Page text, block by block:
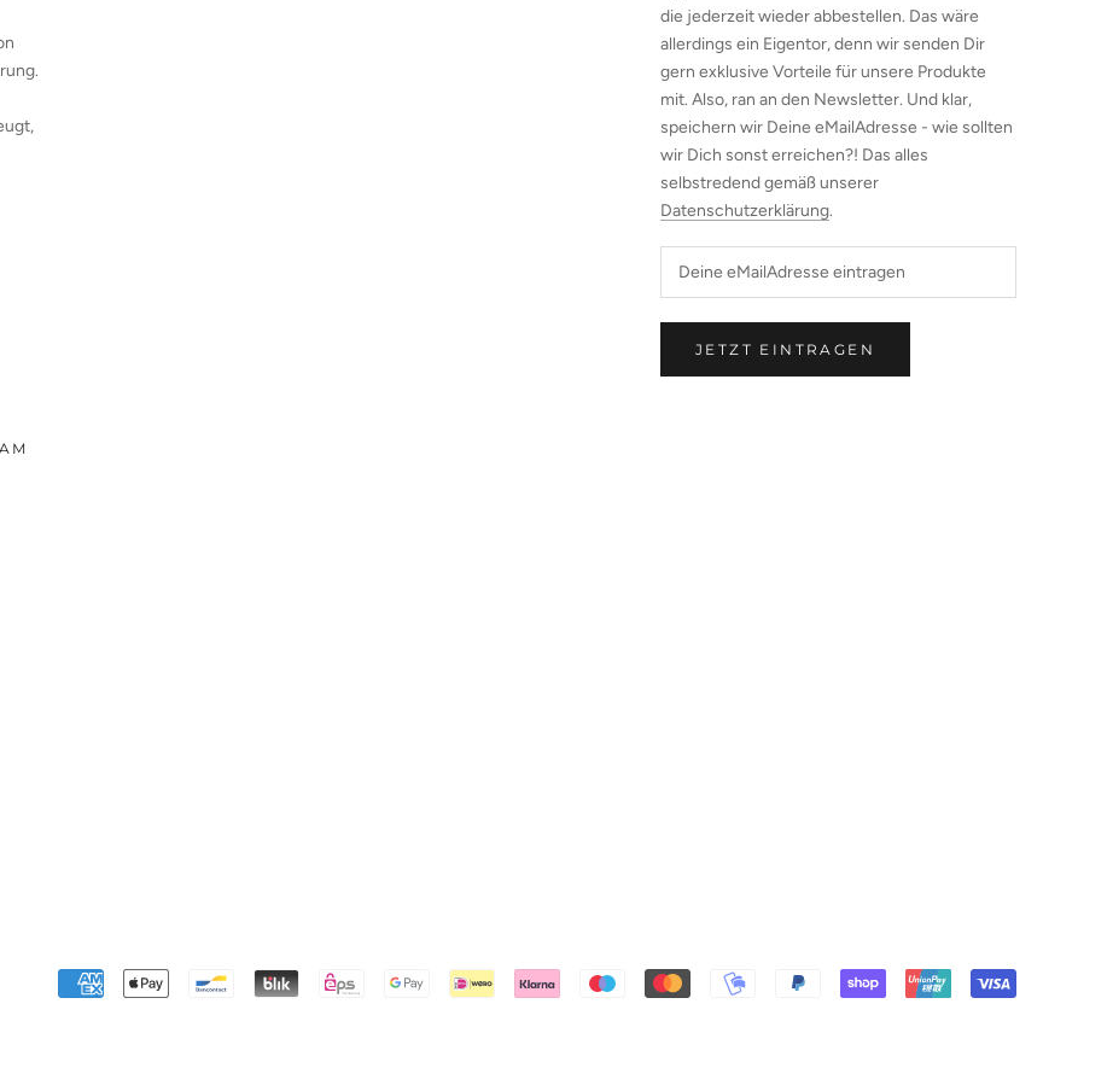
die jederzeit wieder abbestellen. Das wäre
allerdings ein Eigentor, denn wir senden Dir
gern exklusive Vorteile für unsere Produkte
mit. Also, ran an den Newsletter. Und klar,
speichern wir Deine eMailAdresse - wie sollten
wir Dich sonst erreichen?! Das alles
selbstredend gemäß unserer
Datenschutzerklärung.
JETZT EINTRAGEN